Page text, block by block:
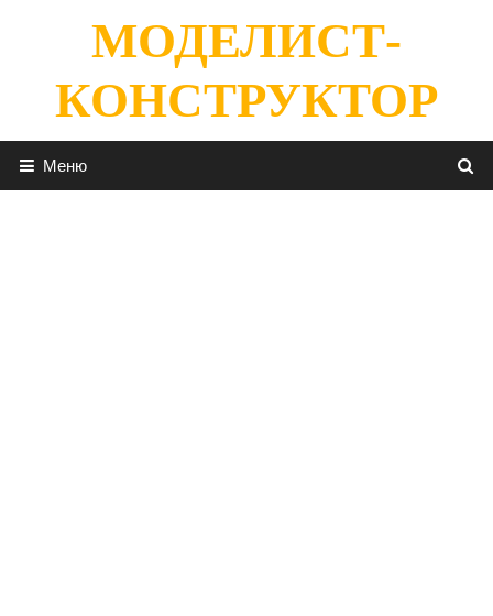
содержимомуМОДЕЛИСТ-
КОНСТРУКТОР
Меню